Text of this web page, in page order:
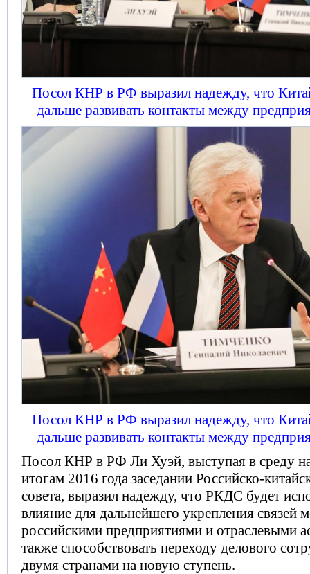
Посол КНР в РФ выразил надежду, что
дальше развивать контакты между
Посол КНР в РФ выразил надежду, что
дальше развивать контакты между
Посол КНР в РФ Ли Хуэй, выступая в среду
итогам 2016 года заседании Российско-
совета, выразил надежду, что РКДС будет
влияние для дальнейшего укрепления связей
российскими предприятиями и отраслевыми
также способствовать переходу делового
двумя странами на новую ступень.